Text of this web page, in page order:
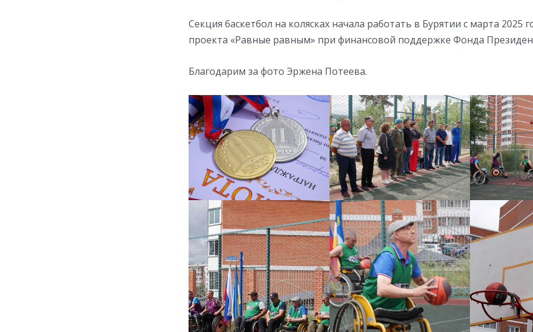
Секция баскетбол на колясках начала работать в Бурятии с марта 2025
проекта «Равные равным» при финансовой поддержке Фонда
Благодарим за фото Эржена Потеева.